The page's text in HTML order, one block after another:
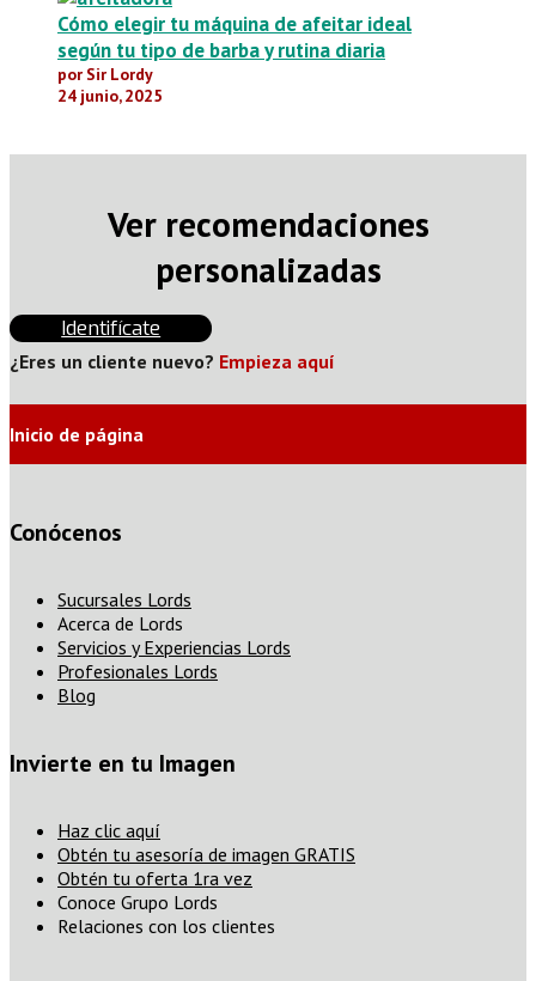
Cómo elegir tu máquina de afeitar ideal
según tu tipo de barba y rutina diaria
por Sir Lordy
24 junio, 2025
Ver recomendaciones
personalizadas
Identifícate
¿Eres un cliente nuevo? Empieza aquí
Inicio de página
Conócenos
Sucursales Lords
Acerca de Lords
Servicios y Experiencias Lords
Profesionales Lords
Blog
Invierte en tu Imagen
Haz clic aquí
Obtén tu asesoría de imagen GRATIS
Obtén tu oferta 1ra vez
Conoce Grupo Lords
Relaciones con los clientes